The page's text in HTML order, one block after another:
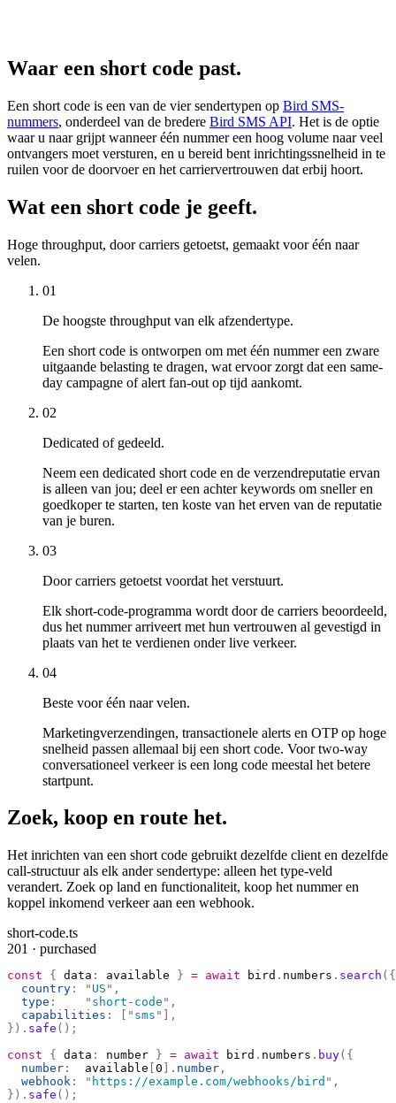
Waar een short code past.
Een short code is een van de vier sendertypen op Bird SMS-
nummers, onderdeel van de bredere Bird SMS API. Het is de optie
waar u naar grijpt wanneer één nummer een hoog volume naar veel
ontvangers moet versturen, en u bereid bent inrichtingssnelheid in te
ruilen voor de doorvoer en het carriervertrouwen dat erbij hoort.
Wat een short code je geeft.
Hoge throughput, door carriers getoetst, gemaakt voor één naar
velen.
01
De hoogste throughput van elk afzendertype.
Een short code is ontworpen om met één nummer een zware
uitgaande belasting te dragen, wat ervoor zorgt dat een same-
day campagne of alert fan-out op tijd aankomt.
02
Dedicated of gedeeld.
Neem een dedicated short code en de verzendreputatie ervan
is alleen van jou; deel er een achter keywords om sneller en
goedkoper te starten, ten koste van het erven van de reputatie
van je buren.
03
Door carriers getoetst voordat het verstuurt.
Elk short-code-programma wordt door de carriers beoordeeld,
dus het nummer arriveert met hun vertrouwen al gevestigd in
plaats van het te verdienen onder live verkeer.
04
Beste voor één naar velen.
Marketingverzendingen, transactionele alerts en OTP op hoge
snelheid passen allemaal bij een short code. Voor two-way
conversationeel verkeer is een long code meestal het betere
startpunt.
Zoek, koop en route het.
Het inrichten van een short code gebruikt dezelfde client en dezelfde
call-structuur als elk ander sendertype: alleen het type-veld
verandert. Zoek op land en functionaliteit, koop het nummer en
koppel inkomend verkeer aan een webhook.
short-code.ts
201 · purchased
const { data : available } = await bird . numbers . search ({
  country
: " US " ,
  type
:
    "
short-code " ,
  capabilities
: " sms "
],
}). safe ();
const { data : number } = await bird . numbers . buy({
  number
:
  available
0 ]. number ,
  webhook
: " https://example.com/webhooks/bird " ,
}). safe ();